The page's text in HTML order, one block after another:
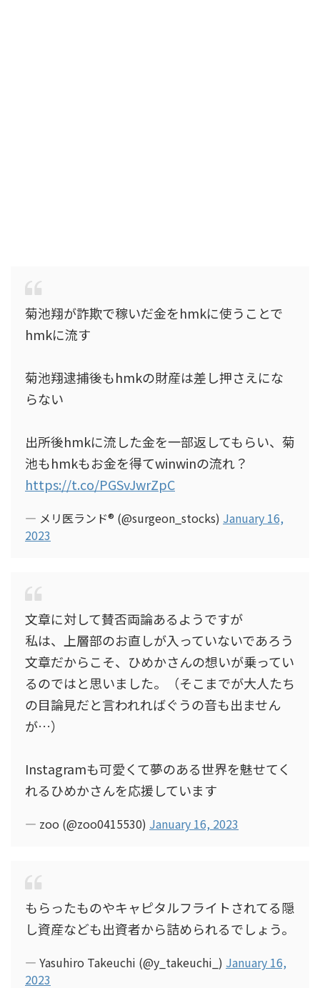
菊池翔が詐欺で稼いだ金をhmkに使うことで
hmkに流す
菊池翔逮捕後もhmkの財産は差し押さえにな
らない
出所後hmkに流した金を一部返してもらい、菊
池もhmkもお金を得てwinwinの流れ？
https://t.co/PGSvJwrZpC
— メリ医ランド®️ (@surgeon_stocks) January 16,
2023
文章に対して賛否両論あるようですが
私は、上層部のお直しが入っていないであろう
文章だからこそ、ひめかさんの想いが乗ってい
るのではと思いました。（そこまでが大人たち
の目論見だと言われればぐうの音も出ません
が…）
Instagramも可愛くて夢のある世界を魅せてく
れるひめかさんを応援しています
— zoo (@zoo0415530) January 16, 2023
もらったものやキャピタルフライトされてる隠
し資産なども出資者から詰められるでしょう。
— Yasuhiro Takeuchi (@y_takeuchi_) January 16,
2023